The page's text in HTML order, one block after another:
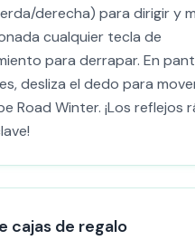
derecha) para dirigir y
cualquier tecla de
para derrapar. En
desliza el dedo para
Road Winter. ¡Los reflejos
cajas de regalo